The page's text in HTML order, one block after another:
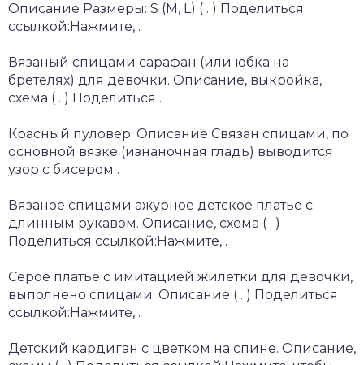
Описание Размеры: S (M, L) ( . ) Поделиться
ссылкой:Нажмите, .
Вязаный спицами сарафан (или юбка на
бретелях) для девочки. Описание, выкройка,
схема ( . ) Поделиться .
Красный пуловер. Описание Связан спицами, по
основной вязке (изнаночная гладь) выводится
узор с бисером .
Вязаное спицами ажурное детское платье с
длинным рукавом. Описание, схема ( . )
Поделиться ссылкой:Нажмите, .
Серое платье с имитацией жилетки для девочки,
выполнено спицами. Описание ( . ) Поделиться
ссылкой:Нажмите, .
Детский кардиган с цветком на спине. Описание,